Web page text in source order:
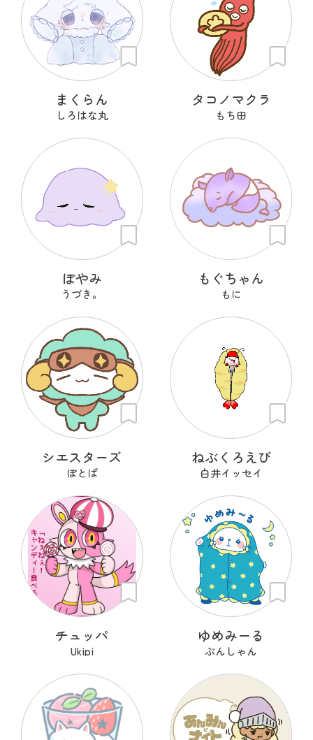
まくらん
しろはな丸
タコノマクラ
もち田
ぽやみ
うづき。
もぐちゃん
もに
シエスターズ
ぽとぱ
ねぶくろえび
白井イッセイ
チュッパ
Ukipi
ゆめみーる
ぶんしゃん